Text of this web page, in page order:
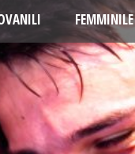
FEMMINILE